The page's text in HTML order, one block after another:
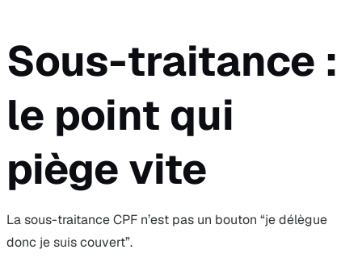
Sous-traitance :
le point qui
piège vite
La sous-traitance CPF n’est pas un bouton “je délègue
donc je suis couvert”.